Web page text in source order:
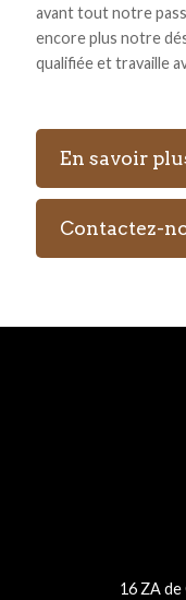
avant tout notre
encore plus notre
qualifiée et travaille
En savoir
Contactez-
16 ZA